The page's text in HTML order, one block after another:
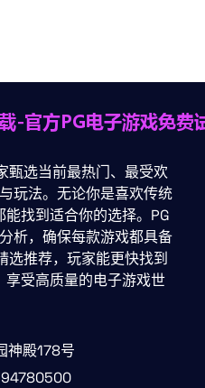
甄选当前最热门、最受欢
玩法。无论你是喜欢传统
找到适合你的选择。PG
析，确保每款游戏都具备
选推荐，玩家能更快找到
受高质量的电子游戏世
神殿178号